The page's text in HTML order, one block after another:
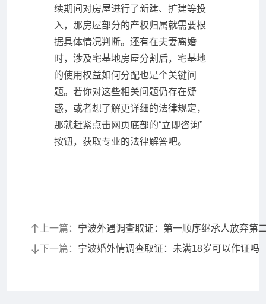
续期间对房屋进行了新建、扩建等投
入，那房屋部分的产权归属就需要根
据具体情况判断。还有在夫妻离婚
时，涉及宅基地房屋分割后，宅基地
的使用权益如何分配也是个关键问
题。若你对这些相关问题仍存在疑
惑，或者想了解更详细的法律规定，
那就赶紧点击网页底部的“立即咨询”
按钮，获取专业的法律解答吧。
上一篇： 宁波外遇调查取证：第一顺序继承人放弃第
下一篇： 宁波婚外情调查取证：未满18岁可以作证吗